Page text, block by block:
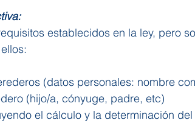
establecidos en la ley, pero
(datos personales: nombre
(hijo/a, cónyuge, padre, etc)
el cálculo y la determinación